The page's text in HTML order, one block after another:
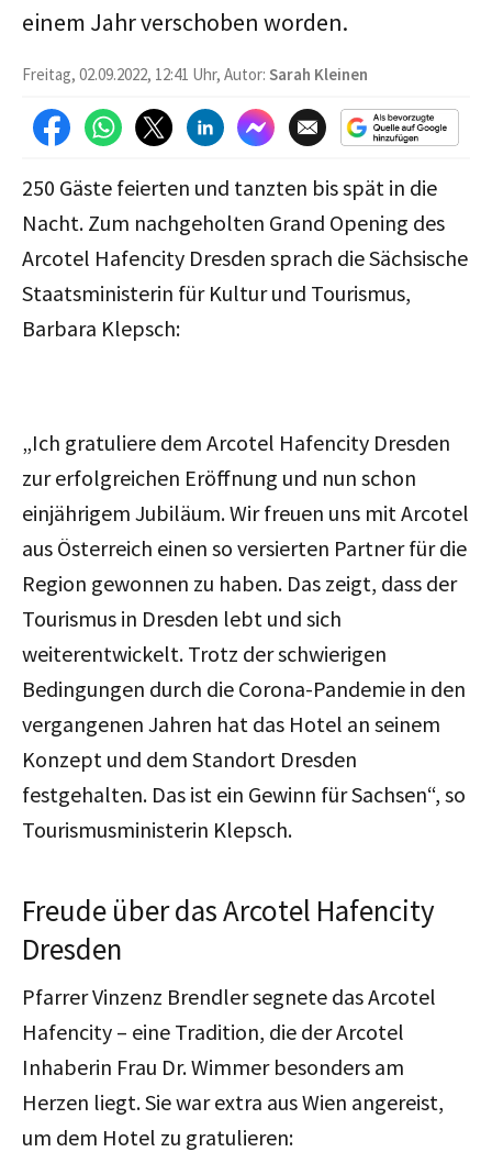
einem Jahr verschoben worden.
Freitag, 02.09.2022, 12:41 Uhr, Autor: Sarah Kleinen
250 Gäste feierten und tanzten bis spät in die
Nacht. Zum nachgeholten Grand Opening des
Arcotel Hafencity Dresden sprach die Sächsische
Staatsministerin für Kultur und Tourismus,
Barbara Klepsch:
„Ich gratuliere dem Arcotel Hafencity Dresden
zur erfolgreichen Eröffnung und nun schon
einjährigem Jubiläum. Wir freuen uns mit Arcotel
aus Österreich einen so versierten Partner für die
Region gewonnen zu haben. Das zeigt, dass der
Tourismus in Dresden lebt und sich
weiterentwickelt. Trotz der schwierigen
Bedingungen durch die Corona-Pandemie in den
vergangenen Jahren hat das Hotel an seinem
Konzept und dem Standort Dresden
festgehalten. Das ist ein Gewinn für Sachsen“, so
Tourismusministerin Klepsch.
Freude über das Arcotel Hafencity
Dresden
Pfarrer Vinzenz Brendler segnete das Arcotel
Hafencity – eine Tradition, die der Arcotel
Inhaberin Frau Dr. Wimmer besonders am
Herzen liegt. Sie war extra aus Wien angereist,
um dem Hotel zu gratulieren: